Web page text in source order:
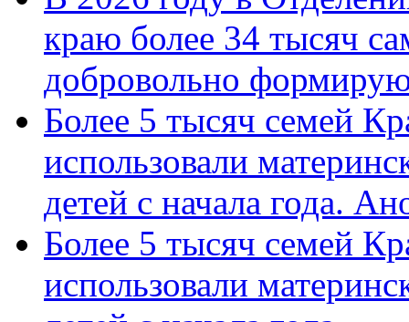
краю более 34 тысяч
добровольно
Более 5 тысяч семей
использовали
детей с начала года.
Более 5 тысяч семей
использовали